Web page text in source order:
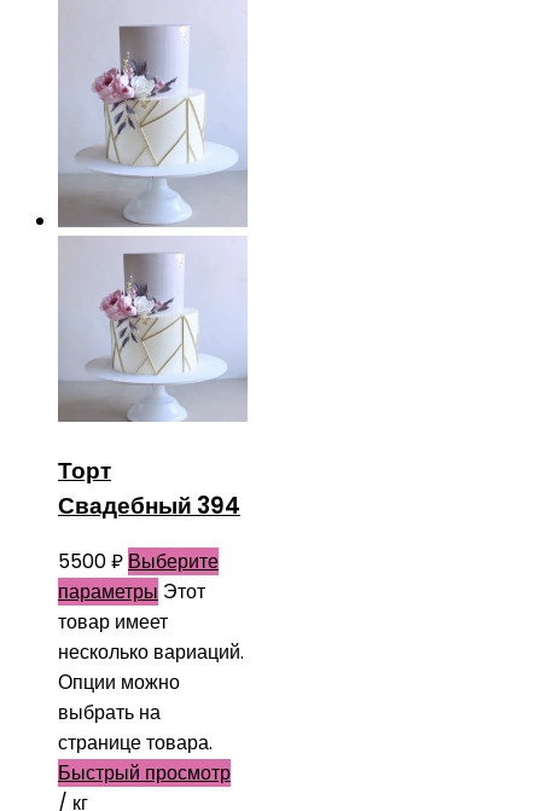
Торт
Свадебный 394
5500₽ Выберите
параметры Этот
товар имеет
несколько вариаций.
Опции можно
выбрать на
странице товара.
Быстрый просмотр
/ кг